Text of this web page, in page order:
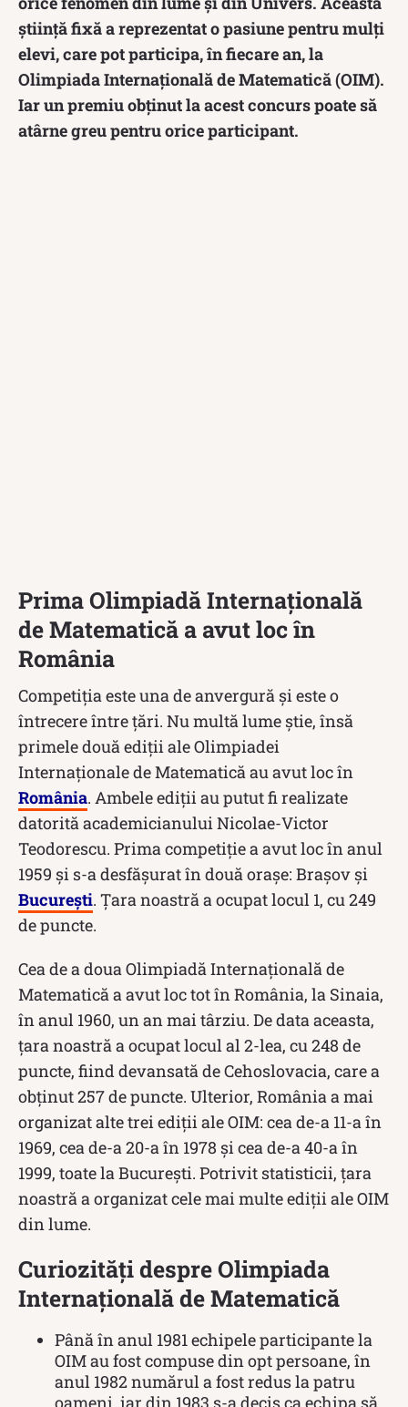
știință fixă a reprezentat o pasiune pentru mulți
elevi, care pot participa, în fiecare an, la
Olimpiada Internațională de Matematică (OIM).
Iar un premiu obținut la acest concurs poate să
atârne greu pentru orice participant.
Prima Olimpiadă Internațională
de Matematică a avut loc în
România
Competiția este una de anvergură și este o
întrecere între țări. Nu multă lume știe, însă
primele două ediții ale Olimpiadei
Internaționale de Matematică au avut loc în
România. Ambele ediții au putut fi realizate
datorită academicianului Nicolae-Victor
Teodorescu. Prima competiție a avut loc în anul
1959 și s-a desfășurat în două orașe: Brașov și
București. Țara noastră a ocupat locul 1, cu 249
de puncte.
Cea de a doua Olimpiadă Internațională de
Matematică a avut loc tot în România, la Sinaia,
în anul 1960, un an mai târziu. De data aceasta,
țara noastră a ocupat locul al 2-lea, cu 248 de
puncte, fiind devansată de Cehoslovacia, care a
obținut 257 de puncte. Ulterior, România a mai
organizat alte trei ediții ale OIM: cea de-a 11-a în
1969, cea de-a 20-a în 1978 și cea de-a 40-a în
1999, toate la București. Potrivit statisticii, țara
noastră a organizat cele mai multe ediții ale OIM
din lume.
Curiozități despre Olimpiada
Internațională de Matematică
Până în anul 1981 echipele participante la
OIM au fost compuse din opt persoane, în
anul 1982 numărul a fost redus la patru
oameni, iar din 1983 s-a decis ca echipa să